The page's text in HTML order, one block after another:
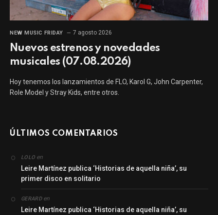
NEW MUSIC FRIDAY 7 agosto 2026
Nuevos estrenos y novedades
musicales (07.08.2026)
Hoy tenemos los lanzamientos de FLO, Karol G, John Carpenter,
Role Model y Stray Kids, entre otros.
ÚLTIMOS COMENTARIOS
LOLO en
Leire Martínez publica ‘Historias de aquella niña’, su
primer disco en solitario
GERARDen
Leire Martínez publica ‘Historias de aquella niña’, su